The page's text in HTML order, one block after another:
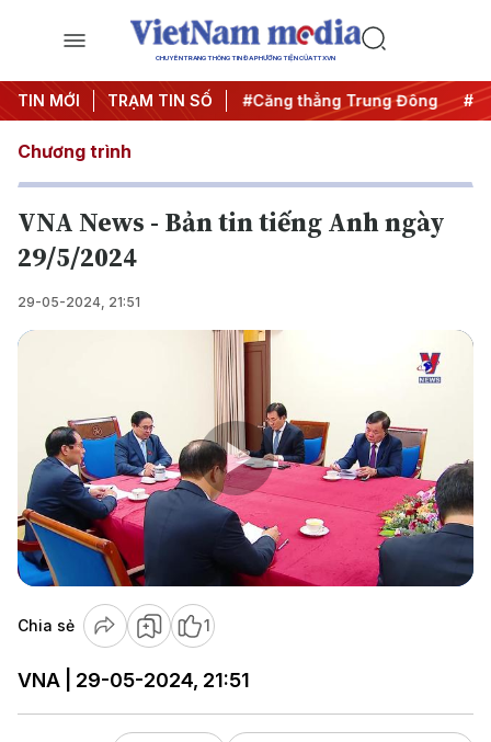
CHUYÊN TRANG THÔNG TIN ĐA PHƯƠNG TIỆN CỦA TTXVN
TIN MỚI TRẠM TIN SỐ
#Chống khai thác IUU #Căng thẳng Trung Đông
Chương trình
VNA News - Bản tin tiếng Anh ngày
29/5/2024
29-05-2024, 21:51
Play
Video
Chia sẻ 1
VNA | 29-05-2024, 21:51